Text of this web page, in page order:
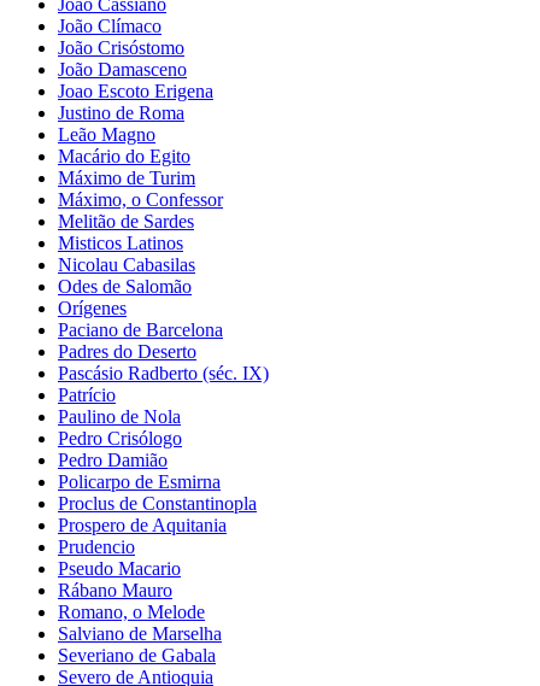
João Clímaco
João Crisóstomo
João Damasceno
Joao Escoto Erigena
Justino de Roma
Leão Magno
Macário do Egito
Máximo de Turim
Máximo, o Confessor
Melitão de Sardes
Misticos Latinos
Nicolau Cabasilas
Odes de Salomão
Orígenes
Paciano de Barcelona
Padres do Deserto
Pascásio Radberto (séc. IX)
Patrício
Paulino de Nola
Pedro Crisólogo
Pedro Damião
Policarpo de Esmirna
Proclus de Constantinopla
Prospero de Aquitania
Prudencio
Pseudo Macario
Rábano Mauro
Romano, o Melode
Salviano de Marselha
Severiano de Gabala
Severo de Antioquia